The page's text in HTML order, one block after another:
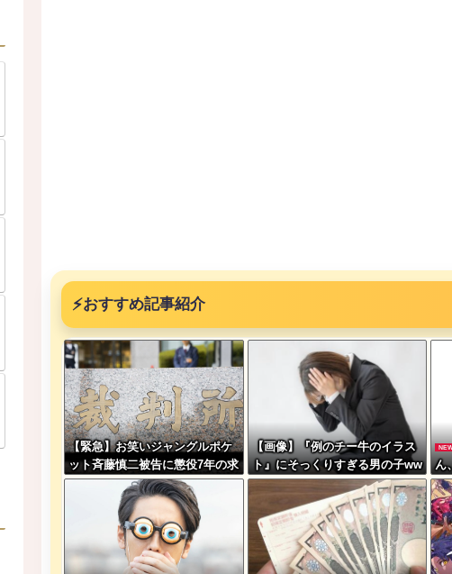
⚡おすすめ記事紹介
【緊急】お笑いジャングルポケ
ット斉藤慎二被告に懲役7年の求
刑←これ…
【画像】『例のチー牛のイラス
ト』にそっくりすぎる男の子ww
wwwww
ん
も
w